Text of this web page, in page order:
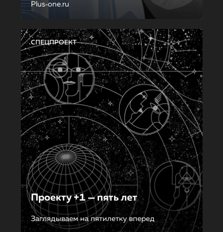
Plus‑one.ru
СПЕЦПРОЕКТ
Проекту +1 — пять лет
Заглядываем на пятилетку вперед